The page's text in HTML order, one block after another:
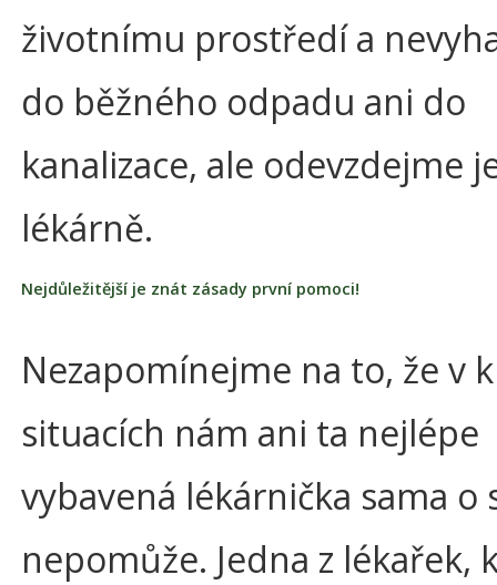
životnímu prostředí a
do běžného odpadu ani do
kanalizace, ale odevzdejme
lékárně.
Nejdůležitější je znát zásady první pomoci!
Nezapomínejme na to, že v
situacích nám ani ta nejlépe
vybavená lékárnička sama o
nepomůže. Jedna z lékařek,